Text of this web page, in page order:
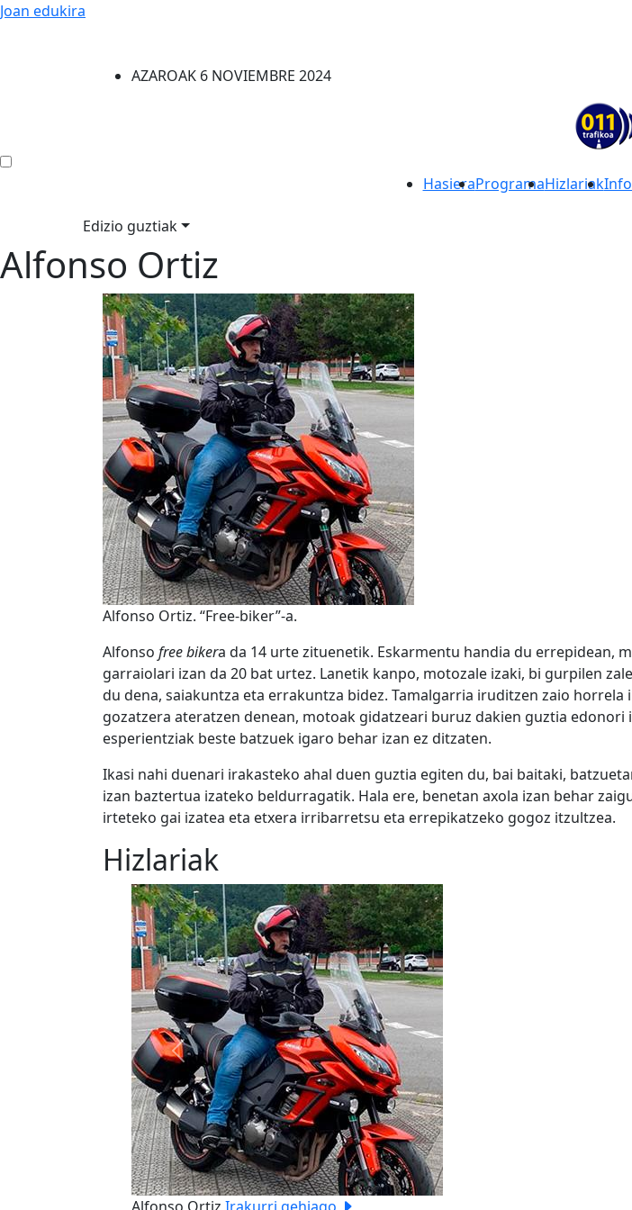
Joan edukira
AZAROAK 6 NOVIEMBRE 2024
HasieraProgramaHizlariak
Edizio guztiak
Alfonso Ortiz
Alfonso Ortiz. “Free-biker”-a.
Alfonso free bikera da 14 urte zituenetik. Eskarmentu handia du errepidean,
garraiolari izan da 20 bat urtez. Lanetik kanpo, motozale izaki, bi gurpilen
du dena, saiakuntza eta errakuntza bidez. Tamalgarria iruditzen zaio
gozatzera ateratzen denean, motoak gidatzeari buruz dakien guztia
esperientziak beste batzuek igaro behar izan ez ditzaten.
Ikasi nahi duenari irakasteko ahal duen guztia egiten du, bai baitaki,
izan baztertua izateko beldurragatik. Hala ere, benetan axola izan behar
irteteko gai izatea eta etxera irribarretsu eta errepikatzeko gogoz itzultzea.
Hizlariak
Previous